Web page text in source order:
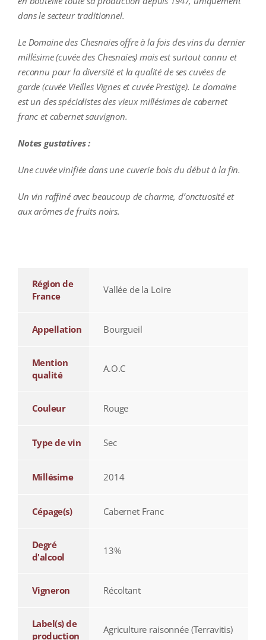
dans le secteur traditionnel.
Le Domaine des Chesnaies offre à la fois des vins du dernier
millésime (cuvée des Chesnaies) mais est surtout connu et
reconnu pour la diversité et la qualité de ses cuvées de
garde (cuvée Vieilles Vignes et cuvée Prestige). Le domaine
est un des spécialistes des vieux millésimes de cabernet
franc et cabernet sauvignon.
Notes gustatives :
Une cuvée vinifiée dans une cuverie bois du début à la fin.
Un vin raffiné avec beaucoup de charme, d’onctuosité et
aux arômes de fruits noirs.
Région de
France
Vallée de la Loire
Appellation Bourgueil
Mention
qualité
A.O.C
Couleur Rouge
Type de vin Sec
Millésime 2014
Cépage(s) Cabernet Franc
Degré
d'alcool
13%
Vigneron Récoltant
Label(s) de
production
Agriculture raisonnée (Terravitis)